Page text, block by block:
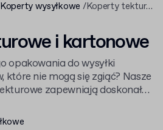
Koperty wysyłkowe Koperty tekturowe
i kartonowe
opakowania do wysyłki
które nie mogą się zgiąć? Nasze
zapewniają doskonałą
na